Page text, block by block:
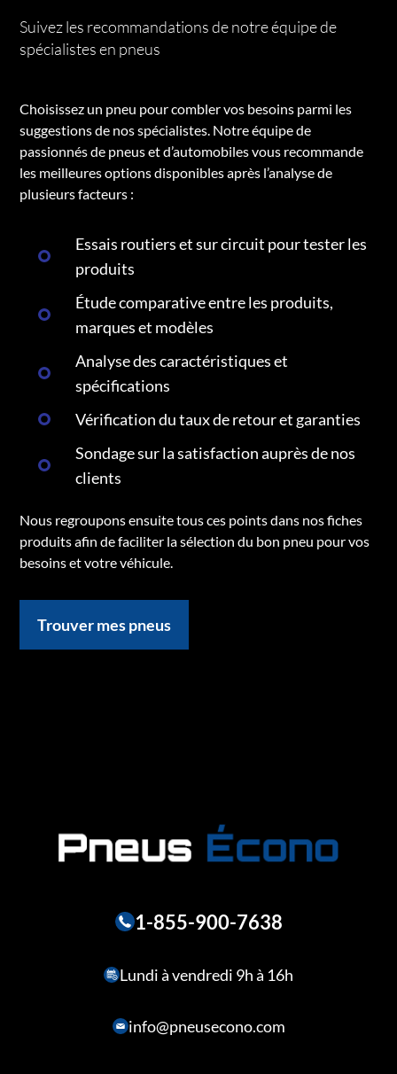
Suivez les recommandations de notre équipe de
spécialistes en pneus
Choisissez un pneu pour combler vos besoins parmi les
suggestions de nos spécialistes. Notre équipe de
passionnés de pneus et d’automobiles vous recommande
les meilleures options disponibles après l’analyse de
plusieurs facteurs :
Essais routiers et sur circuit pour tester les
produits
Étude comparative entre les produits,
marques et modèles
Analyse des caractéristiques et
spécifications
Vérification du taux de retour et garanties
Sondage sur la satisfaction auprès de nos
clients
Nous regroupons ensuite tous ces points dans nos fiches
produits afin de faciliter la sélection du bon pneu pour vos
besoins et votre véhicule.
Trouver mes pneus
1-855-900-7638
Lundi à vendredi 9h à 16h
info@pneusecono.com